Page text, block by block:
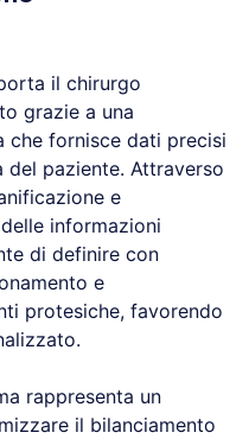
il chirurgo
grazie a una
che fornisce dati precisi
del paziente. Attraverso
e
informazioni
di definire con
e
protesiche, favorendo
rappresenta un
il bilanciamento